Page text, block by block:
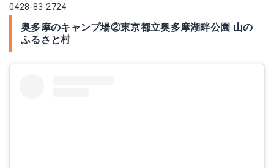
0428-83-2724
奥多摩のキャンプ場②東京都立奥多摩湖畔公園 山の
ふるさと村